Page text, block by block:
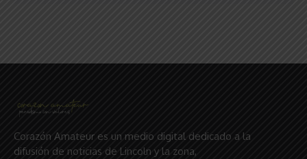
Corazón Amateur es un medio digital dedicado a la
difusión de noticias de Lincoln y la zona,